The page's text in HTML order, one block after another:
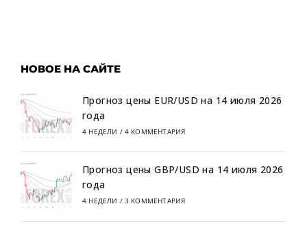
НОВОЕ НА САЙТЕ
Прогноз цены EUR/USD на 14 июля 2026
года
4 НЕДЕЛИ / 4 КОММЕНТАРИЯ
Прогноз цены GBP/USD на 14 июля 2026
года
4 НЕДЕЛИ / 3 КОММЕНТАРИЯ